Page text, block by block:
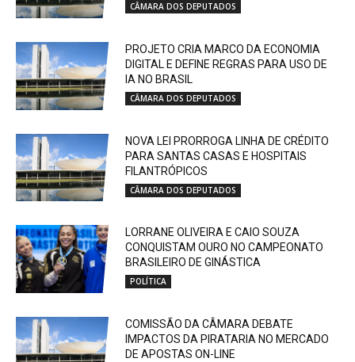
CÂMARA DOS DEPUTADOS
PROJETO CRIA MARCO DA ECONOMIA
DIGITAL E DEFINE REGRAS PARA USO DE
IA NO BRASIL
CÂMARA DOS DEPUTADOS
NOVA LEI PRORROGA LINHA DE CRÉDITO
PARA SANTAS CASAS E HOSPITAIS
FILANTRÓPICOS
CÂMARA DOS DEPUTADOS
LORRANE OLIVEIRA E CAIO SOUZA
CONQUISTAM OURO NO CAMPEONATO
BRASILEIRO DE GINÁSTICA
POLÍTICA
COMISSÃO DA CÂMARA DEBATE
IMPACTOS DA PIRATARIA NO MERCADO
DE APOSTAS ON-LINE